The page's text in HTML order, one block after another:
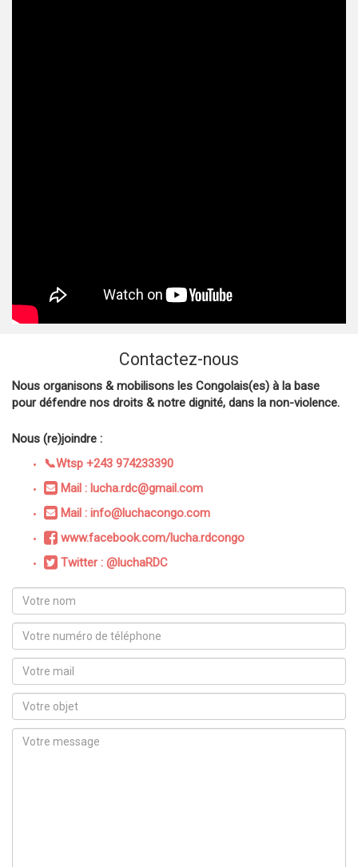
Contactez-nous
Nous organisons & mobilisons les Congolais(es) à la base
pour défendre nos droits & notre dignité, dans la non-violence.
Nous (re)joindre :
📞Wtsp +243 974233390
Mail : lucha.rdc@gmail.com
Mail : info@luchacongo.com
www.facebook.com/lucha.rdcongo
Twitter : @luchaRDC